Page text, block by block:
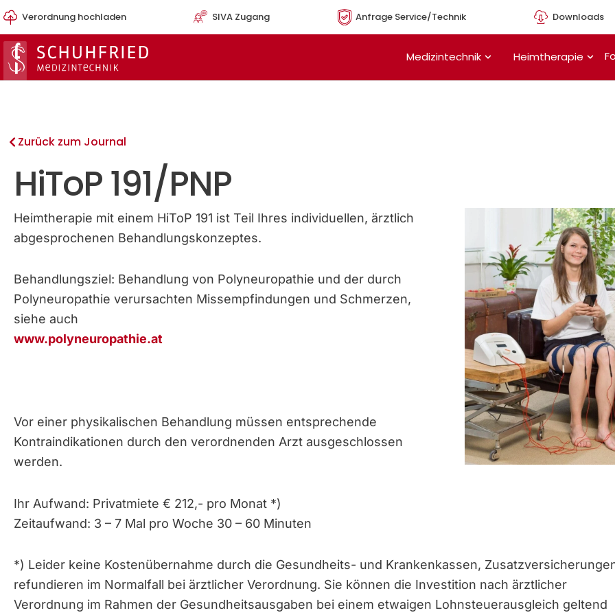
Zum
Inhalt
springen
Verordnung hochladen SIVA Zugang Anfrage Service/Technik Downloads
Medizintechnik Öffne Medizintechnik
Heimtherapie
Zurück zum Journal
HiToP 191/PNP
Heimtherapie mit einem HiToP 191 ist Teil Ihres individuellen, ärztlich
abgesprochenen Behandlungskonzeptes.
Behandlungsziel: Behandlung von Polyneuropathie und der durch
Polyneuropathie verursachten Missempfindungen und Schmerzen,
siehe auch
www.polyneuropathie.at
Vor einer physikalischen Behandlung müssen entsprechende
Kontraindikationen durch den verordnenden Arzt ausgeschlossen
werden.
Ihr Aufwand: Privatmiete € 212,- pro Monat *)
Zeitaufwand: 3 – 7 Mal pro Woche 30 – 60 Minuten
*) Leider keine Kostenübernahme durch die Gesundheits- und Krankenkassen,
refundieren im Normalfall bei ärztlicher Verordnung. Sie können die Investition nach ärztlicher
Verordnung im Rahmen der Gesundheitsausgaben bei einem etwaigen Lohnsteuerausgleich geltend